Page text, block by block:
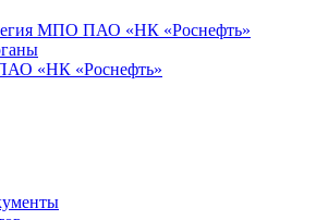
МПО ПАО «НК «Роснефть»
«НК «Роснефть»